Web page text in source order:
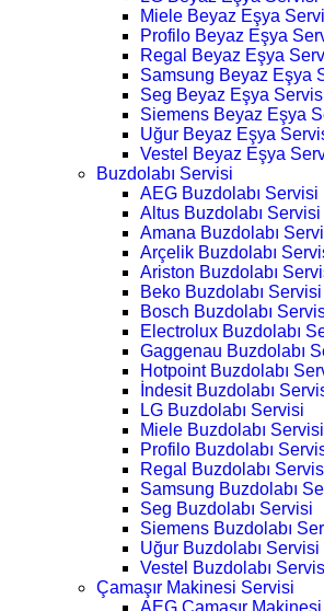
Miele Beyaz Eşya
Profilo Beyaz Eşya
Regal Beyaz Eşya
Samsung Beyaz Eşya
Seg Beyaz Eşya
Siemens Beyaz Eşya
Uğur Beyaz Eşya
Vestel Beyaz Eşya
Buzdolabı Servisi
AEG Buzdolabı Servisi
Altus Buzdolabı Servisi
Amana Buzdolabı
Arçelik Buzdolabı
Ariston Buzdolabı
Beko Buzdolabı Servisi
Bosch Buzdolabı
Electrolux Buzdolabı
Gaggenau Buzdolabı
Hotpoint Buzdolabı
İndesit Buzdolabı
LG Buzdolabı Servisi
Miele Buzdolabı Servisi
Profilo Buzdolabı
Regal Buzdolabı
Samsung Buzdolabı
Seg Buzdolabı Servisi
Siemens Buzdolabı
Uğur Buzdolabı Servisi
Vestel Buzdolabı
Çamaşır Makinesi Servisi
AEG Çamaşır